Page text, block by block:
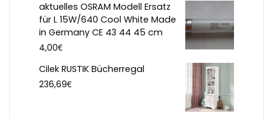
aktuelles OSRAM Modell Ersatz
für L 15W/640 Cool White Made
in Germany CE 43 44 45 cm
4,00€
Cilek RUSTIK Bücherregal
236,69€